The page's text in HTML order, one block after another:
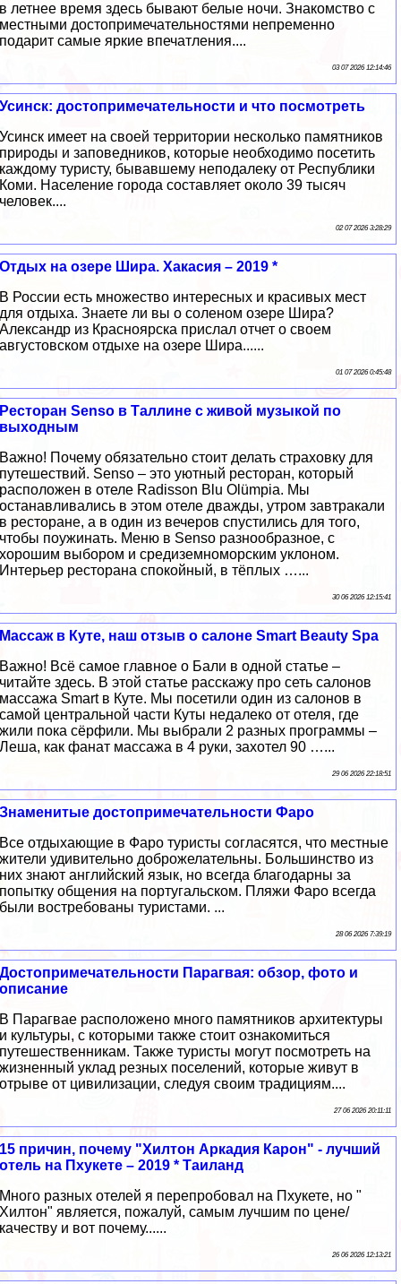
в летнее время здесь бывают белые ночи. Знакомство с
местными достопримечательностями непременно
подарит самые яркие впечатления....
03 07 2026 12:14:46
Усинск: достопримечательности и что посмотреть
Усинск имеет на своей территории несколько памятников
природы и заповедников, которые необходимо посетить
каждому туристу, бывавшему неподалеку от Республики
Коми. Население города составляет около 39 тысяч
человек....
02 07 2026 3:28:29
Отдых на озере Шира. Хакасия – 2019 *
В России есть множество интересных и красивых мест
для отдыха. Знаете ли вы о соленом озере Шира?
Александр из Красноярска прислал отчет о своем
августовском отдыхе на озере Шира......
01 07 2026 0:45:48
Ресторан Senso в Таллине с живой музыкой по
выходным
Важно! Почему обязательно стоит делать страховку для
путешествий. Senso – это уютный ресторан, который
расположен в отеле Radisson Blu Olümpia. Мы
останавливались в этом отеле дважды, утром завтракали
в ресторане, а в один из вечеров спустились для того,
чтобы поужинать. Меню в Senso разнообразное, с
хорошим выбором и средиземноморским уклоном.
Интерьер ресторана спокойный, в тёплых …...
30 06 2026 12:15:41
Массаж в Куте, наш отзыв о салоне Smart Beauty Spa
Важно! Всё самое главное о Бали в одной статье –
читайте здесь. В этой статье расскажу про сеть салонов
массажа Smart в Куте. Мы посетили один из салонов в
самой центральной части Куты недалеко от отеля, где
жили пока сёрфили. Мы выбрали 2 разных программы –
Леша, как фанат массажа в 4 руки, захотел 90 …...
29 06 2026 22:18:51
Знаменитые достопримечательности Фаро
Все отдыхающие в Фаро туристы согласятся, что местные
жители удивительно доброжелательны. Большинство из
них знают английский язык, но всегда благодарны за
попытку общения на португальском. Пляжи Фаро всегда
были востребованы туристами. ...
28 06 2026 7:39:19
Достопримечательности Парагвая: обзор, фото и
описание
В Парагвае расположено много памятников архитектуры
и культуры, с которыми также стоит ознакомиться
путешественникам. Также туристы могут посмотреть на
жизненный уклад резных поселений, которые живут в
отрыве от цивилизации, следуя своим традициям....
27 06 2026 20:11:11
15 причин, почему "Хилтон Аркадия Карон" - лучший
отель на Пхукете – 2019 * Таиланд
Много разных отелей я перепробовал на Пхукете, но "
Хилтон" является, пожалуй, самым лучшим по цене/
качеству и вот почему......
26 06 2026 12:13:21